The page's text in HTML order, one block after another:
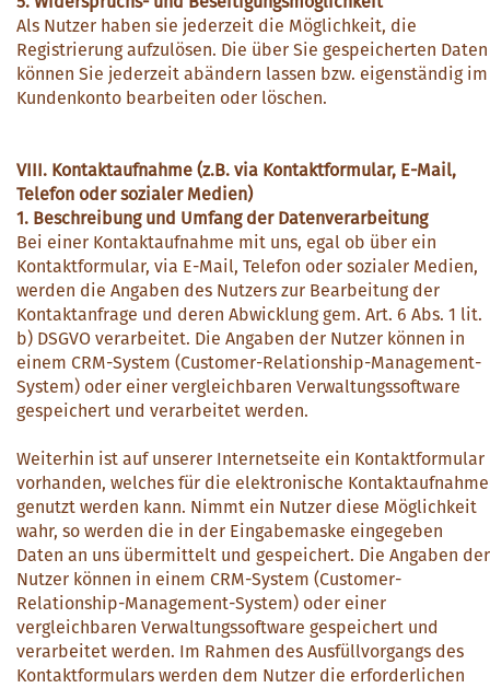
Als Nutzer haben sie jederzeit die Möglichkeit, die
Registrierung aufzulösen. Die über Sie gespeicherten Daten
können Sie jederzeit abändern lassen bzw. eigenständig im
Kundenkonto bearbeiten oder löschen.
VIII. Kontaktaufnahme (z.B. via Kontaktformular, E-Mail,
Telefon oder sozialer Medien)
1. Beschreibung und Umfang der Datenverarbeitung
Bei einer Kontaktaufnahme mit uns, egal ob über ein
Kontaktformular, via E-Mail, Telefon oder sozialer Medien,
werden die Angaben des Nutzers zur Bearbeitung der
Kontaktanfrage und deren Abwicklung gem. Art. 6 Abs. 1 lit.
b) DSGVO verarbeitet. Die Angaben der Nutzer können in
einem CRM-System (Customer-Relationship-Management-
System) oder einer vergleichbaren Verwaltungssoftware
gespeichert und verarbeitet werden.
Weiterhin ist auf unserer Internetseite ein Kontaktformular
vorhanden, welches für die elektronische Kontaktaufnahme
genutzt werden kann. Nimmt ein Nutzer diese Möglichkeit
wahr, so werden die in der Eingabemaske eingegeben
Daten an uns übermittelt und gespeichert. Die Angaben der
Nutzer können in einem CRM-System (Customer-
Relationship-Management-System) oder einer
vergleichbaren Verwaltungssoftware gespeichert und
verarbeitet werden. Im Rahmen des Ausfüllvorgangs des
Kontaktformulars werden dem Nutzer die erforderlichen